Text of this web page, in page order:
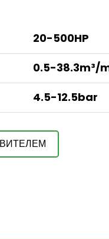
20-500HP
0.5-38.3m³/
4.5-12.5bar